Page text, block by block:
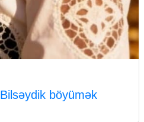
Bilsəydik böyümək